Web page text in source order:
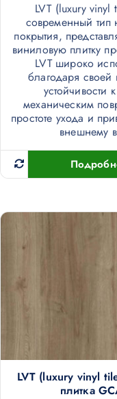
LVT (luxury
современный тип
покрытия,
виниловую плитку
LVT широко
благодаря своей
устойчивости
механическим
простоте ухода и
внешнему
LVT (luxury vinyl
плитка